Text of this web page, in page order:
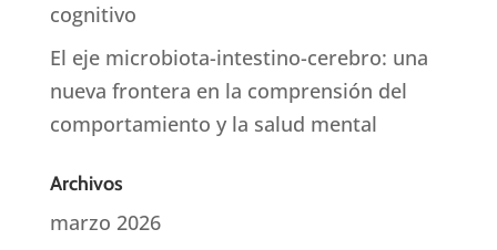
cognitivo
El eje microbiota-intestino-cerebro: una
nueva frontera en la comprensión del
comportamiento y la salud mental
Archivos
marzo 2026